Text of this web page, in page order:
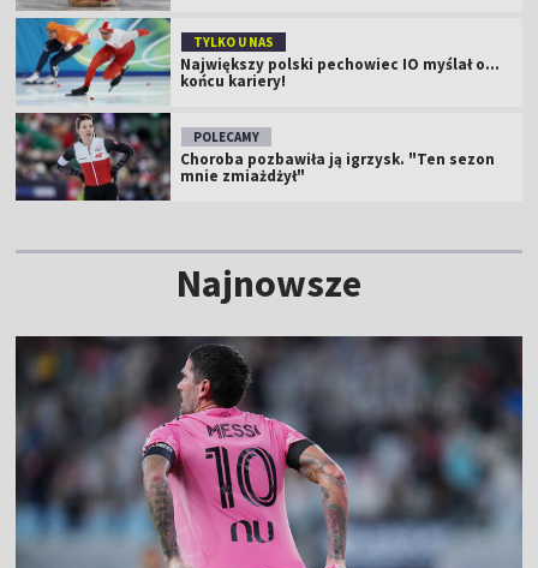
TYLKO U NAS
Największy polski pechowiec IO myślał o...
końcu kariery!
POLECAMY
Choroba pozbawiła ją igrzysk. "Ten sezon
mnie zmiażdżył"
Najnowsze